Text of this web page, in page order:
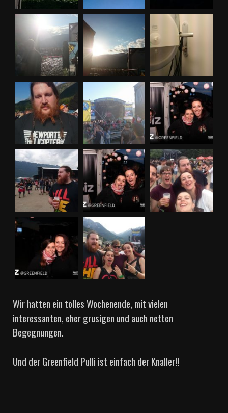
Wir hatten ein tolles Wochenende, mit vielen
interessanten, eher grusigen und auch netten
Begegnungen.
Und der Greenfield Pulli ist einfach der Knaller!!